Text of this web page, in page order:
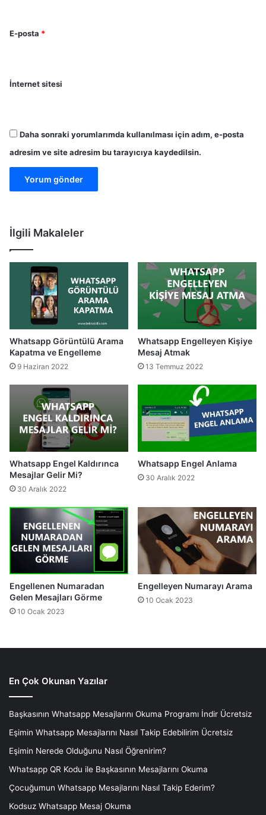
E-posta *
İnternet sitesi
Daha sonraki yorumlarımda kullanılması için adım, e-posta
adresim ve site adresim bu tarayıcıya kaydedilsin.
İlgili Makaleler
Whatsapp Görüntülü Arama
Kapatma ve Engelleme
9 Haziran 2022
Whatsapp Engelleyen Kişiye
Mesaj Atmak
13 Temmuz 2022
Whatsapp Engel Kaldırınca
Mesajlar Gelir Mi?
30 Aralık 2022
Whatsapp Engel Anlama
30 Aralık 2022
Engellenen Numaradan
Gelen Mesajları Görme
10 Ocak 2023
Engelleyen Numarayı Arama
10 Ocak 2023
En Çok Okunan Yazılar
Başkasının Whatsapp Mesajlarını Okuma Programı İndir Ücretsiz
Eşimin Whatsapp Mesajlarını Nasıl Takip Edebilirim Ücretsiz
Eşimin Nerede Olduğunu Nasıl Öğrenirim?
Whatsapp QR Kodu ile Başkasının Mesajlarını Okuma
Çocuğumun Whatsapp Mesajlarını Nasıl Takip Ederim?
Kodsuz Whatsapp Mesaj Okuma